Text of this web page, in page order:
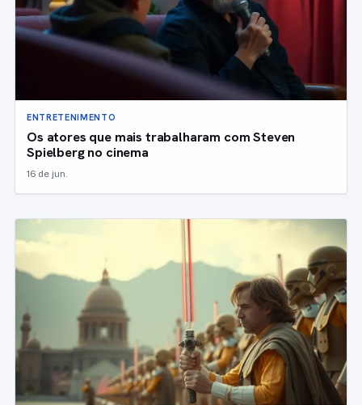
ENTRETENIMENTO
Os atores que mais trabalharam com Steven
Spielberg no cinema
16 de jun.